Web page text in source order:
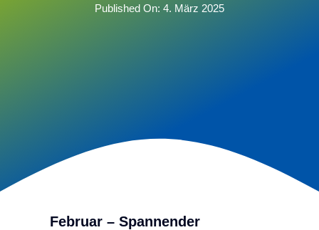
Published On: 4. März 2025
Februar – Spannender